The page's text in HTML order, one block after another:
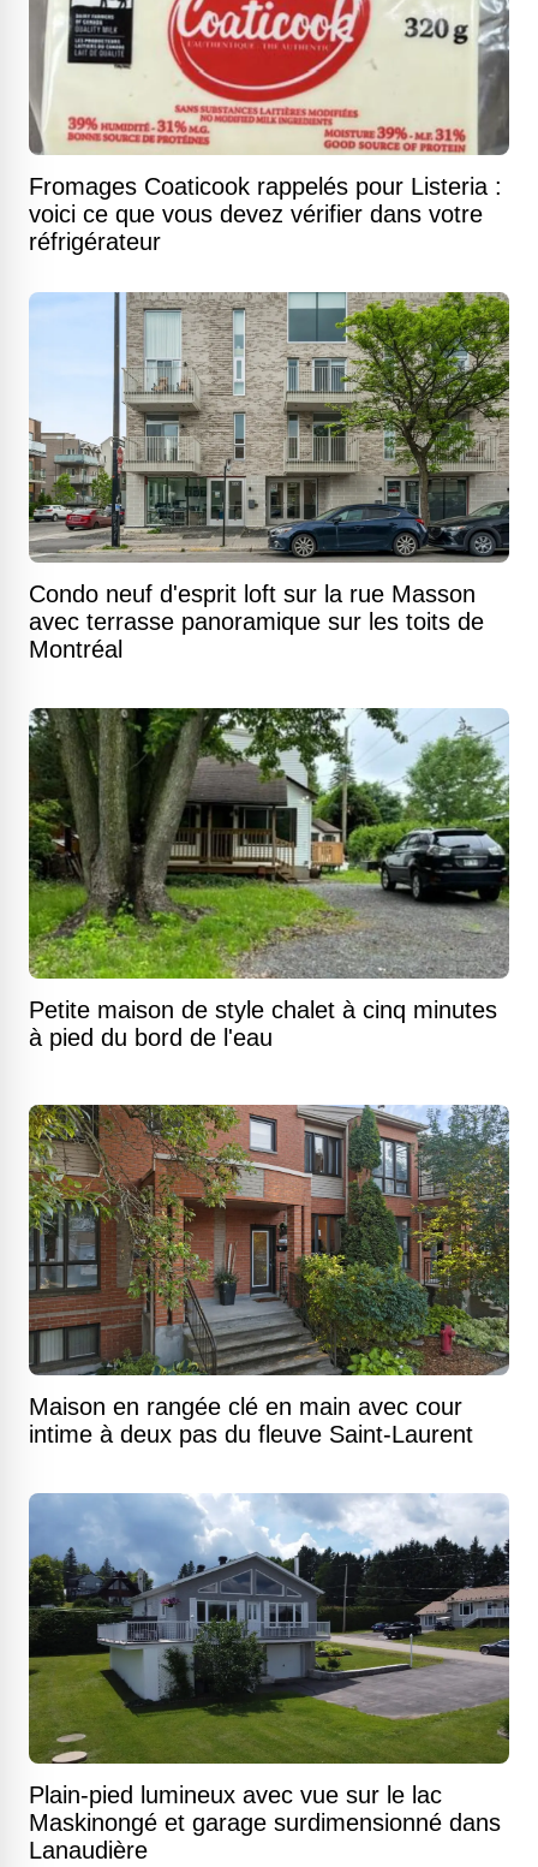
Fromages Coaticook rappelés pour Listeria :
voici ce que vous devez vérifier dans votre
réfrigérateur
Condo neuf d'esprit loft sur la rue Masson
avec terrasse panoramique sur les toits de
Montréal
Petite maison de style chalet à cinq minutes
à pied du bord de l'eau
Maison en rangée clé en main avec cour
intime à deux pas du fleuve Saint-Laurent
Plain-pied lumineux avec vue sur le lac
Maskinongé et garage surdimensionné dans
Lanaudière